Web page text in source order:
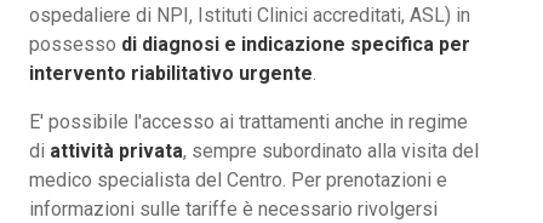
ospedaliere di NPI, Istituti Clinici accreditati, ASL) in
possesso di diagnosi e indicazione specifica per
intervento riabilitativo urgente
E' possibile l'accesso ai trattamenti anche in regime
di attività privata, sempre subordinato alla visita del
medico specialista del Centro. Per prenotazioni e
informazioni sulle tariffe è necessario rivolgersi